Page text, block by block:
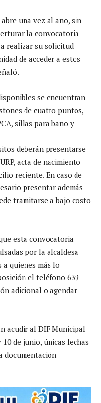
una vez al año, sin
la convocatoria
realizar su solicitud
de acceder a estos
se encuentran
de cuatro puntos,
sillas para baño y
deberán presentarse
acta de nacimiento
reciente. En caso de
presentar además
tramitarse a bajo costo
esta convocatoria
por la alcaldesa
a quienes más lo
el teléfono 639
adicional o agendar
acudir al DIF Municipal
de junio, únicas fechas
documentación